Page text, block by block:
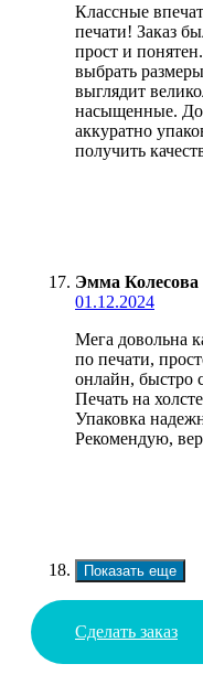
Классные
печати! Заказ
прост и
выбрать
выглядит
насыщенные.
аккуратно
получить
Эмма Колесова
01.12.2024
Мега довольна
по печати,
онлайн, быстро
Печать на
Упаковка
Рекомендую,
Показать еще
Сделать заказ